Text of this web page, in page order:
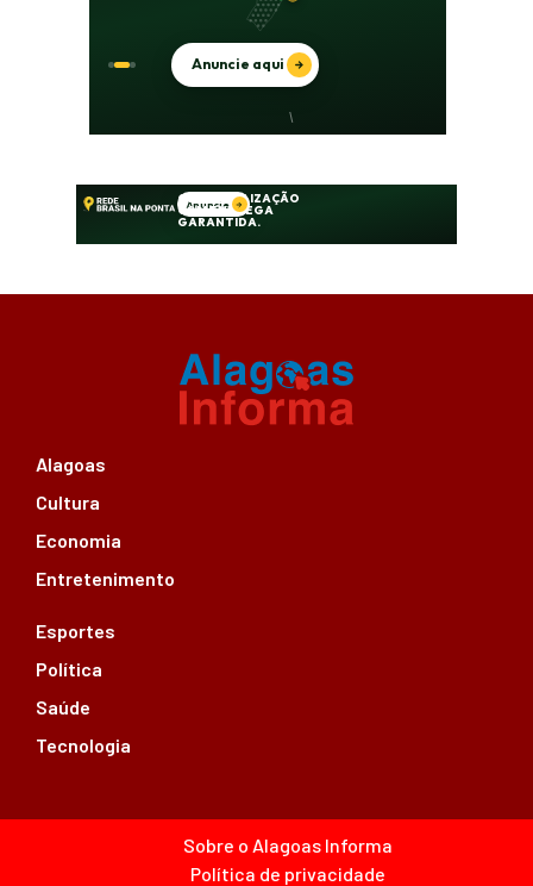
Alagoas
Cultura
Economia
Entretenimento
Esportes
Política
Saúde
Tecnologia
Sobre o Alagoas Informa
Política de privacidade